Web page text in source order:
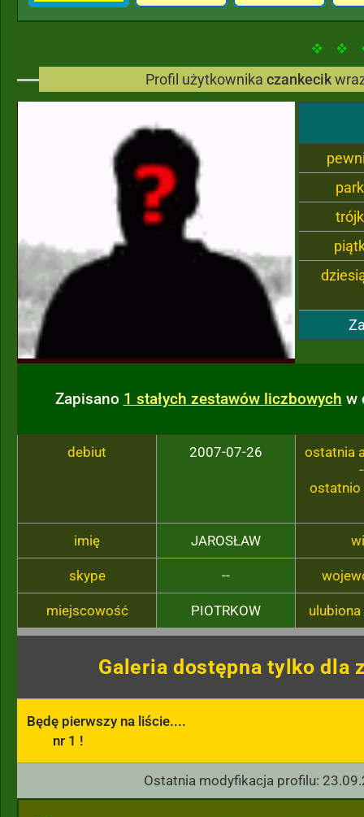
Profil użytkownika czankecik
Zapisano 1 stałych zestawów liczbowych w
debiut 2007-07-26
ostatnia
ostatnio
imię JAROSŁAW
skype --
miejscowość PIOTRKOW
Galeria dostępna tylko dla
Będę pierwszy na liście....
        nr 1 !
Ostatnia modyfikacja profilu: